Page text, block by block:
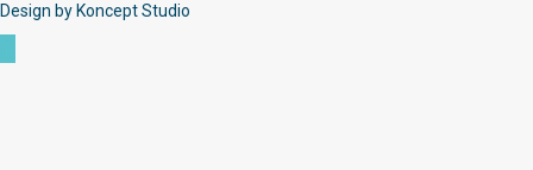
Design by Koncept Studio